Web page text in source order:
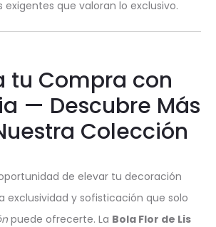
exigentes que valoran lo exclusivo.
tu Compra con
— Descubre Más
Colección
de elevar tu decoración
exclusividad y sofisticación que solo
puede ofrecerte. La Bola Flor de Lis